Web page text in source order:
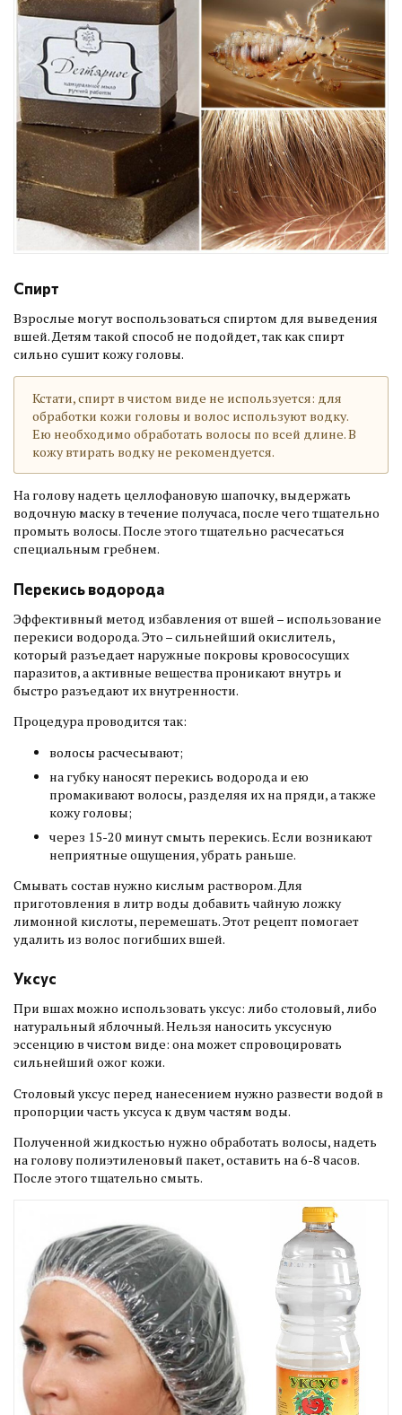
Спирт
Взрослые могут воспользоваться спиртом для выведения
вшей. Детям такой способ не подойдет, так как спирт
сильно сушит кожу головы.
Кстати, спирт в чистом виде не используется: для
обработки кожи головы и волос используют водку.
Ею необходимо обработать волосы по всей длине. В
кожу втирать водку не рекомендуется.
На голову надеть целлофановую шапочку, выдержать
водочную маску в течение получаса, после чего тщательно
промыть волосы. После этого тщательно расчесаться
специальным гребнем.
Перекись водорода
Эффективный метод избавления от вшей – использование
перекиси водорода. Это – сильнейший окислитель,
который разъедает наружные покровы кровососущих
паразитов, а активные вещества проникают внутрь и
быстро разъедают их внутренности.
Процедура проводится так:
волосы расчесывают;
на губку наносят перекись водорода и ею
промакивают волосы, разделяя их на пряди, а также
кожу головы;
через 15-20 минут смыть перекись. Если возникают
неприятные ощущения, убрать раньше.
Смывать состав нужно кислым раствором. Для
приготовления в литр воды добавить чайную ложку
лимонной кислоты, перемешать. Этот рецепт помогает
удалить из волос погибших вшей.
Уксус
При вшах можно использовать уксус: либо столовый, либо
натуральный яблочный. Нельзя наносить уксусную
эссенцию в чистом виде: она может спровоцировать
сильнейший ожог кожи.
Столовый уксус перед нанесением нужно развести водой в
пропорции часть уксуса к двум частям воды.
Полученной жидкостью нужно обработать волосы, надеть
на голову полиэтиленовый пакет, оставить на 6-8 часов.
После этого тщательно смыть.